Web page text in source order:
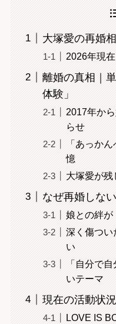
大塚愛の再婚
2026年現
離婚の真相｜
体験」
2017年か
らせ
「あっか
憶
大塚愛が
なぜ再婚しな
娘との絆が
深く傷つい
い
「自分で
いテーマ
現在の活動状
LOVE IS